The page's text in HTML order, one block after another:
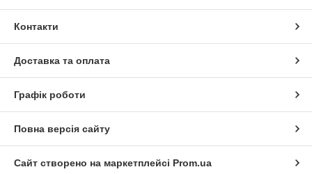
Контакти
Доставка та оплата
Графік роботи
Повна версія сайту
Сайт створено на маркетплейсі Prom.ua